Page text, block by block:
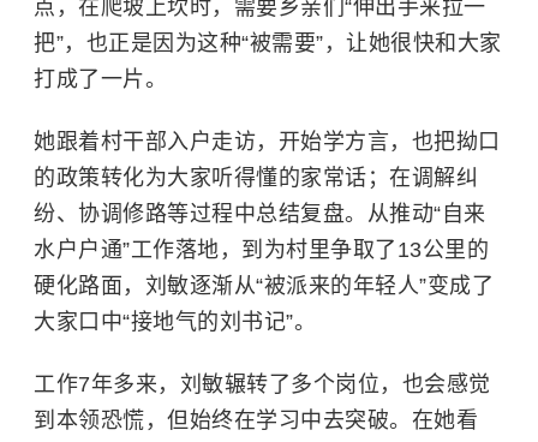
点，在爬坡上坎时，需要乡亲们“伸出手来拉一
把”，也正是因为这种“被需要”，让她很快和大家
打成了一片。
她跟着村干部入户走访，开始学方言，也把拗口
的政策转化为大家听得懂的家常话；在调解纠
纷、协调修路等过程中总结复盘。从推动“自来
水户户通”工作落地，到为村里争取了13公里的
硬化路面，刘敏逐渐从“被派来的年轻人”变成了
大家口中“接地气的刘书记”。
工作7年多来，刘敏辗转了多个岗位，也会感觉
到本领恐慌，但始终在学习中去突破。在她看